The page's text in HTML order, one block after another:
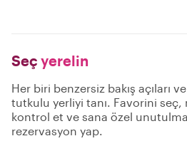
Seç yerelin
Her biri benzersiz bakış açıları
tutkulu yerliyi tanı. Favorini
kontrol et ve sana özel
rezervasyon yap.